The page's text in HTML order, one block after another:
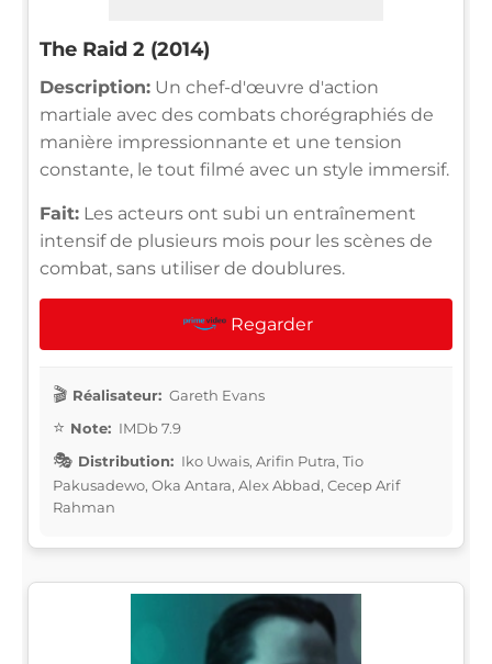
The Raid 2 (2014)
Description: Un chef-d'œuvre d'action
martiale avec des combats chorégraphiés de
manière impressionnante et une tension
constante, le tout filmé avec un style immersif.
Fait: Les acteurs ont subi un entraînement
intensif de plusieurs mois pour les scènes de
combat, sans utiliser de doublures.
Regarder
Réalisateur: Gareth Evans
Note: IMDb 7.9
Distribution: Iko Uwais, Arifin Putra, Tio
Pakusadewo, Oka Antara, Alex Abbad, Cecep Arif
Rahman